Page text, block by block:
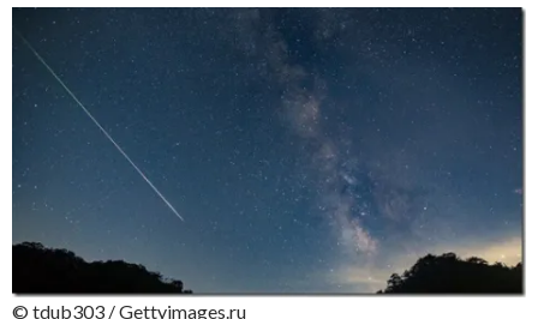
© tdub303 / Gettyimages.ru